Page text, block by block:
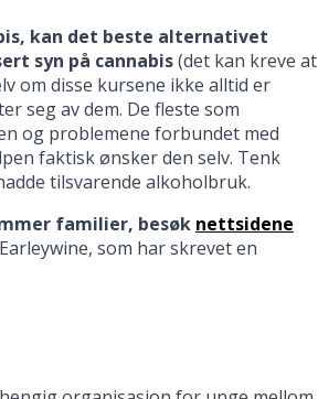
kan det beste alternativet
syn på cannabis(det kan kreve at
om disse kursene ikke alltid er
seg av dem. De fleste som
og problemene forbundet med
faktisk ønsker den selv. Tenk
tilsvarende alkoholbruk.
familier, besøk nettsidene
som har skrevet en